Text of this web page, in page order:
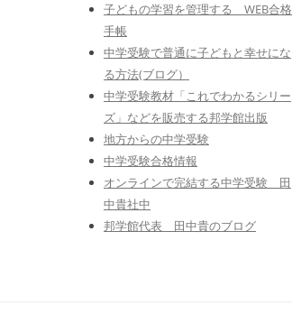
子どもの学習を管理する WEB合格
手帳
中学受験で普通に子どもと幸せにな
る方法(ブログ）
中学受験教材「これでわかるシリー
ズ」などを販売する邦学館出版
地方からの中学受験
中学受験合格情報
オンラインで完結する中学受験 田
中貴社中
邦学館代表 田中貴のブログ